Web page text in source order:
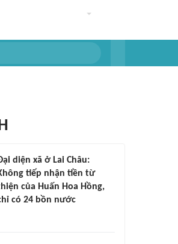
diện xã ở Lai Châu:
tiếp nhận tiền từ
của Huấn Hoa Hồng,
có 24 bồn nước